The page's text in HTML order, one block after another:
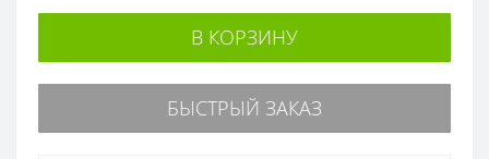
В КОРЗИНУ
БЫСТРЫЙ ЗАКАЗ